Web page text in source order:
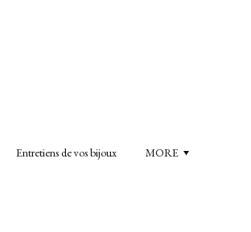
Entretiens de vos bijoux MORE